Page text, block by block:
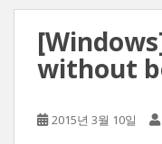
without
2015년 3월 10일